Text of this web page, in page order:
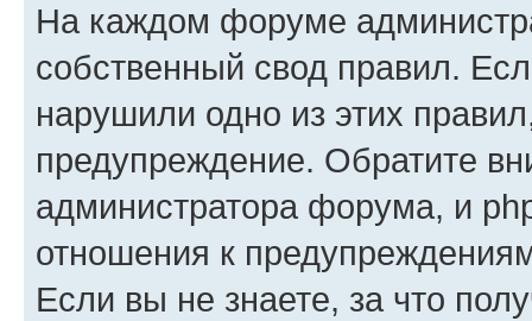
На каждом форуме
собственный свод правил.
нарушили одно из этих
предупреждение. Обратите
администратора форума, и
отношения к
Если вы не знаете, за что